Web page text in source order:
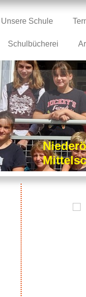
Unsere Schule
Schulbücherei